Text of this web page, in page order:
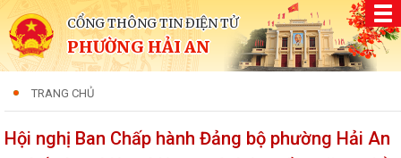
CỔNG THÔNG TIN ĐIỆN TỬ
PHƯỜNG HẢI AN
TRANG CHỦ
Hội nghị Ban Chấp hành Đảng bộ phường Hải An